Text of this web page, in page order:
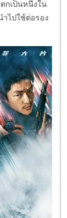
กเป็นหนึ่งใน
ไปใช้ต่อรอง